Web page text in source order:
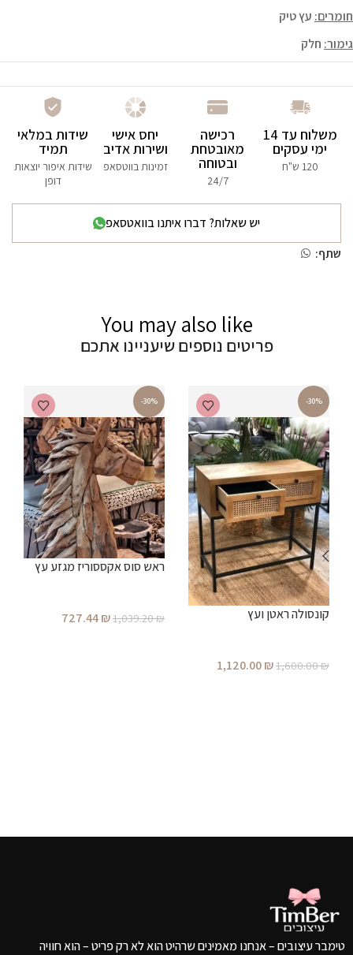
חומרים: עץ טיק
גימור: חלק
משלוח עד 14
ימי עסקים
120 ש"ח
רכישה
מאובטחת
ובטוחה
24/7
יחס אישי
ושירות אדיב
זמינות בווטסאפ
שידות במלאי
תמיד
שידות איפור יוצאות
דופן
יש שאלות? דברו איתנו בוואטסאפ
שתף:
You may also like
פריטים נוספים שיעניינו אתכם
-30%
קונסולה ראטן ועץ
1,600.00₪
1,120.00₪
-30%
ראש סוס אקססוריז מגזע עץ
1,039.20₪
727.44₪
טימבר עיצובים – אנחנו מאמינים שרהיט הוא לא רק פריט – הוא חוויה